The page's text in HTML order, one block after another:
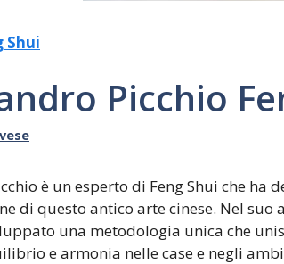
Shui
Picchio
è un esperto di Feng Shui che ha
di questo antico arte cinese. Nel suo
una metodologia unica che
e armonia nelle case e negli